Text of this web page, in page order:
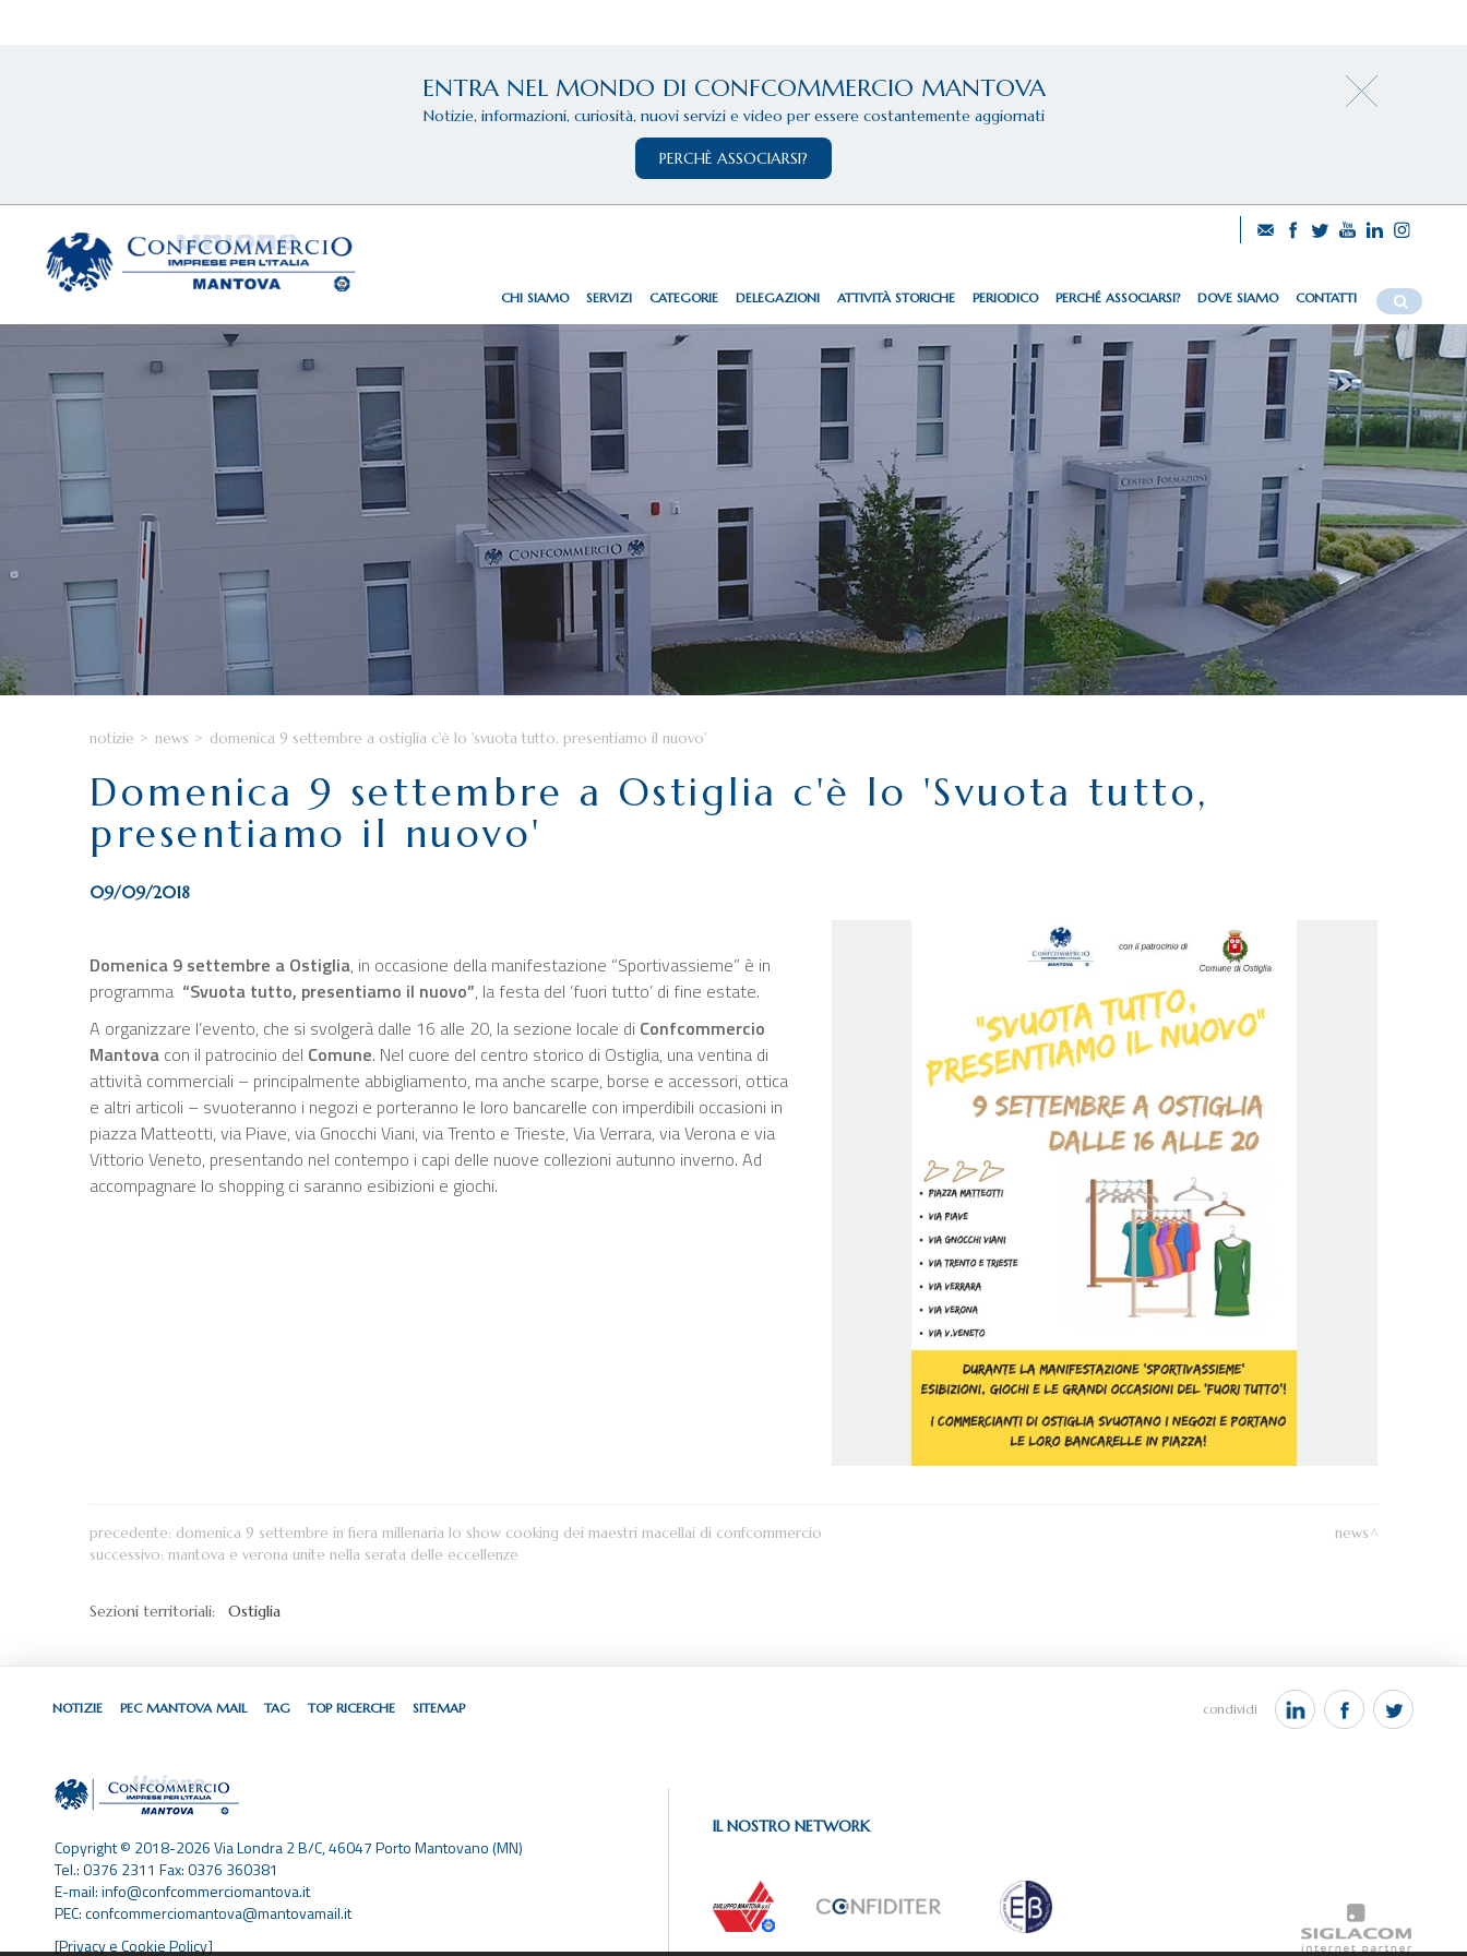
ENTRA NEL MONDO DI CONFCOMMERCIO MANTOVA
Notizie, informazioni, curiosità, nuovi servizi e video per essere costantemente aggiornati
PERCHÈ ASSOCIARSI?
CHI SIAMO SERVIZI CATEGORIE DELEGAZIONI ATTIVITÀ STORICHE PERIODICO PERCHÉ ASSOCIARSI? DOVE SIAMO CONTATTI
notizie > news > domenica 9 settembre a ostiglia c'è lo 'svuota tutto, presentiamo il nuovo'
Domenica 9 settembre a Ostiglia c'è lo 'Svuota tutto,
presentiamo il nuovo'
09/09/2018
Domenica 9 settembre a Ostiglia, in occasione della manifestazione “Sportivassieme” è in
programma “Svuota tutto, presentiamo il nuovo”, la festa del ‘fuori tutto’ di fine estate.
A organizzare l’evento, che si svolgerà dalle 16 alle 20, la sezione locale di Confcommercio
Mantova con il patrocinio del Comune. Nel cuore del centro storico di Ostiglia, una ventina di
attività commerciali – principalmente abbigliamento, ma anche scarpe, borse e accessori, ottica
e altri articoli – svuoteranno i negozi e porteranno le loro bancarelle con imperdibili occasioni in
piazza Matteotti, via Piave, via Gnocchi Viani, via Trento e Trieste, Via Verrara, via Verona e via
Vittorio Veneto, presentando nel contempo i capi delle nuove collezioni autunno inverno. Ad
accompagnare lo shopping ci saranno esibizioni e giochi.
precedente: domenica 9 settembre in fiera millenaria lo show cooking dei maestri macellai di confcommercio
successivo: mantova e verona unite nella serata delle eccellenze
news
Sezioni territoriali: Ostiglia
NOTIZIE PEC MANTOVA MAIL TAG TOP RICERCHE SITEMAP condividi
Copyright © 2018-2026 Via Londra 2 B/C, 46047 Porto Mantovano (MN)
Tel.: 0376 2311 Fax: 0376 360381
E-mail: info@confcommerciomantova.it
PEC: confcommerciomantova@mantovamail.it
[Privacy e Cookie Policy]
IL NOSTRO NETWORK